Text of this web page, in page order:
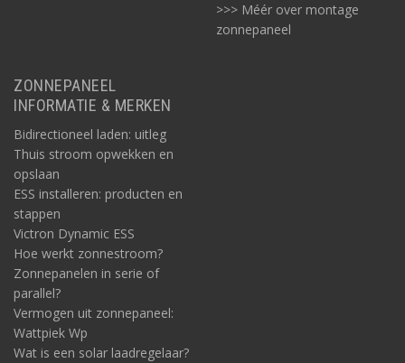
>>> Méér over montage
zonnepaneel
ZONNEPANEEL
INFORMATIE & MERKEN
Bidirectioneel laden: uitleg
Thuis stroom opwekken en
opslaan
ESS installeren: producten en
stappen
Victron Dynamic ESS
Hoe werkt zonnestroom?
Zonnepanelen in serie of
parallel?
Vermogen uit zonnepaneel:
Wattpiek Wp
Wat is een solar laadregelaar?